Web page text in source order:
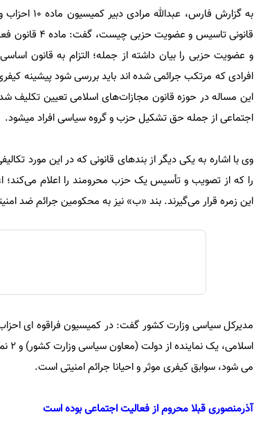
به گزارش
و عضویت حزبی را بیان داشته از جمله؛ التزام به قانون
افرادی که مرتکب جرائمی شده اند باید بررسی شود پیشینه‌
این مساله در حوزه قانون مجازات‌های اسلامی تعیین تکلیف
اجتماعی از جمله حق تشکیل حزب و گروه سیاسی افراد میشود.
را که از تصویب و تأسیس یک حزب محرومند را اعلام می‌کند؛
این‌ زمره قرار می‌گیرند. بند «ب» نیز به محکومین جرائم ضد
می شود، سوابق کیفری موثر و احیانا جرائم امنیتی است.
آذرمنصوری قبلا محروم از فعالیت اجتماعی بوده است